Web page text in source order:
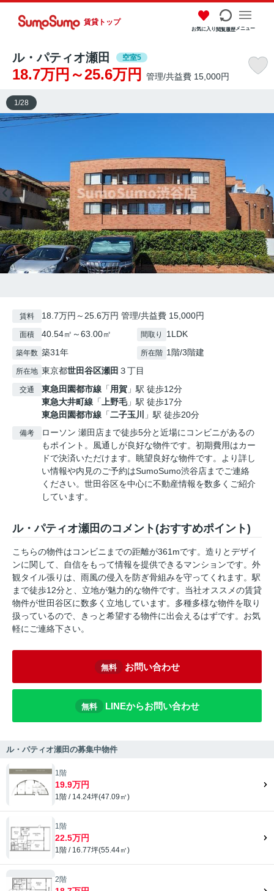
賃貸トップ
お気に入り閲覧履歴メニュー
ル・パティオ瀬田 空室5
18.7万円～25.6万円 管理/共益費 15,000円
1 /28
賃料 18.7万円～25.6万円 管理/共益費 15,000円
面積 40.54㎡～63.00㎡ 間取り 1LDK
築年数 築31年 所在階 1階/3階建
所在地 東京都世田谷区瀬田 ３丁目
交通 東急田園都市線 「用賀 」駅 徒歩12分
東急大井町線 「 上野毛」駅 徒歩17分
東急田園都市線 「二子玉川 」駅 徒歩20分
備考
ローソン 瀬田店まで徒歩5分と近場にコンビニがあるの
もポイント。風通しが良好な物件です。初期費用はカー
ドで決済いただけます。眺望良好な物件です。より詳し
い情報や内見のご予約はSumoSumo渋谷店までご連絡
ください。世田谷区を中心に不動産情報を数多くご紹介
しています。
ル・パティオ瀬田のコメント(おすすめポイント)
こちらの物件はコンビニまでの距離が361mです。造りとデザイ
ンに関して、自信をもって情報を提供できるマンションです。外
観タイル張りは、雨風の侵入を防ぎ骨組みを守ってくれます。駅
まで徒歩12分と、立地が魅力的な物件です。当社オススメの賃貸
物件が世田谷区に数多く立地しています。多種多様な物件を取り
扱っているので、きっと希望する物件に出会えるはずです。お気
軽にご連絡下さい。
無料 お問い合わせ
無料 LINEからお問い合わせ
ル・パティオ瀬田の募集中物件
1階
19.9万円
1階 / 14.24坪(47.09㎡)
1階
22.5万円
1階 / 16.77坪(55.44㎡)
2階